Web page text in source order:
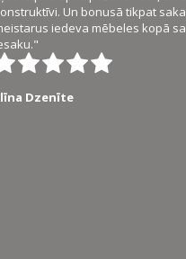
Un bonusā tikpat
iedeva mēbeles kopā
Dzenīte